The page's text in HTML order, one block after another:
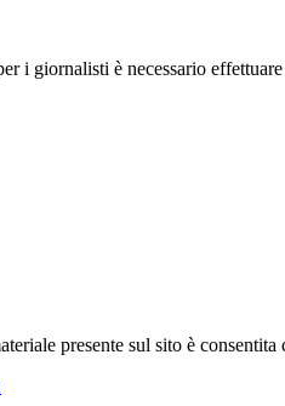
i giornalisti è necessario
presente sul sito è